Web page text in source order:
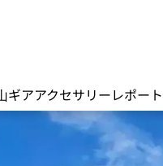
ギアアクセサリーレポート